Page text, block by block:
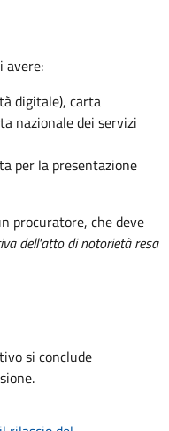
avere:
digitale), carta
nazionale dei servizi
per la presentazione
procuratore, che deve
dell'atto di notorietà resa
si conclude